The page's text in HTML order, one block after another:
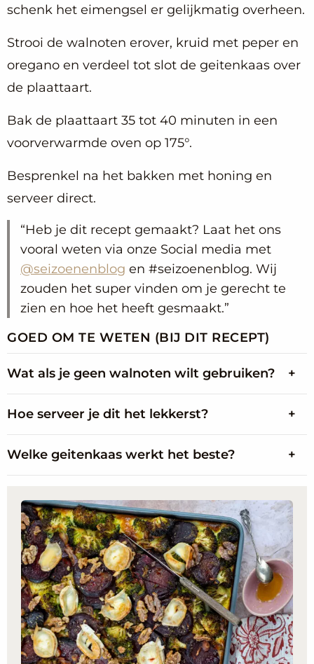
schenk het eimengsel er gelijkmatig overheen.
Strooi de walnoten erover, kruid met peper en
oregano en verdeel tot slot de geitenkaas over
de plaattaart.
Bak de plaattaart 35 tot 40 minuten in een
voorverwarmde oven op 175°.
Besprenkel na het bakken met honing en
serveer direct.
Heb je dit recept gemaakt? Laat het ons
vooral weten via onze Social media met
@seizoenenblog en #seizoenenblog. Wij
zouden het super vinden om je gerecht te
zien en hoe het heeft gesmaakt.
GOED OM TE WETEN (BIJ DIT RECEPT)
Wat als je geen walnoten wilt gebruiken?
Hoe serveer je dit het lekkerst?
Welke geitenkaas werkt het beste?